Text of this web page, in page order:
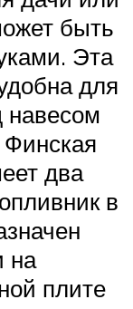
быть
Эта
для
навесом
Финская
два
в
на
плите